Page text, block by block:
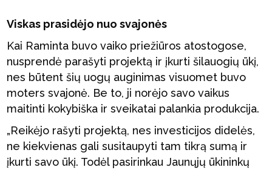
Viskas prasidėjo nuo svajonės
Kai Raminta buvo vaiko priežiūros atostogose,
nusprendė parašyti projektą ir įkurti šilauogių ūkį,
nes būtent šių uogų auginimas visuomet buvo
moters svajonė. Be to, ji norėjo savo vaikus
maitinti kokybiška ir sveikatai palankia produkcija.
„Reikėjo rašyti projektą, nes investicijos didelės,
ne kiekvienas gali susitaupyti tam tikrą sumą ir
įkurti savo ūkį. Todėl pasirinkau Jaunųjų ūkininkų